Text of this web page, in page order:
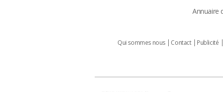
Annuaire
Qui sommes nous Contact Publicité